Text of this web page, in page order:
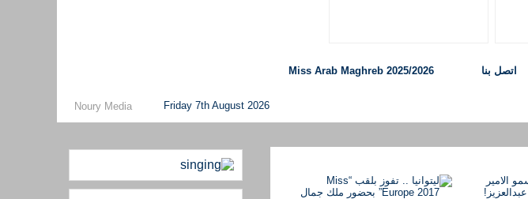
اتصل بنا Miss Arab Maghreb 2025/2026
Noury Media Friday 7th August 2026